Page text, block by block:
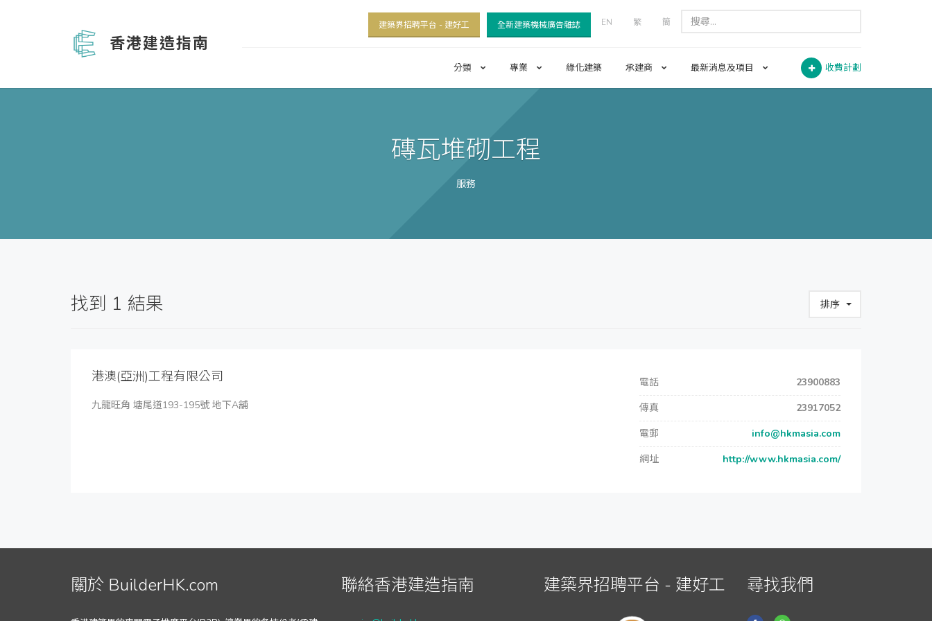
香港建造指南
建築界招聘平台 - 建好工 全新建築機械廣告雜誌 EN 繁 簡
收費計劃
分類 專業 綠化建築 承建商 最新消息及項目
磚瓦堆砌工程
服務
找到 1 結果 排序
港澳(亞洲)工程有限公司
九龍旺角 塘尾道193-195號 地下A舖
電話
23900883
傳真
23917052
電郵
info@hkmasia.com
網址
http://www.hkmasia.com/
關於 BuilderHK.com 聯絡香港建造指南 建築界招聘平台 - 建好工 尋找我們